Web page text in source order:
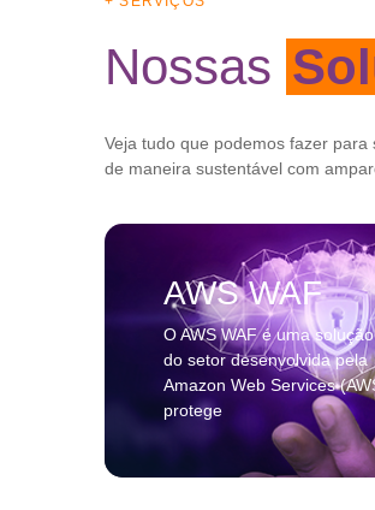
Nossas
Veja tudo que podemos fazer
de maneira sustentável com
AWS WAF
O AWS WAF é uma
do setor desenvolvida pela
Amazon Web Services
protege